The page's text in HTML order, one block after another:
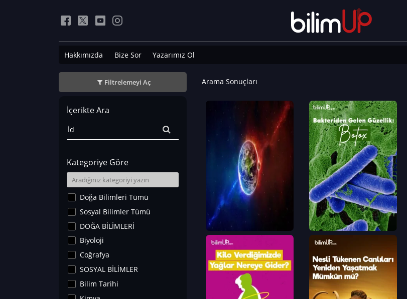
Hakkımızda Bize Sor Yazarımız Ol
Filtrelemeyi Aç
İçerikte Ara
Kategoriye Göre
Doğa Bilimleri Tümü
Sosyal Bilimler Tümü
DOĞA BİLİMLERİ
Biyoloji
Coğrafya
SOSYAL BİLİMLER
Bilim Tarihi
Arama Sonuçları